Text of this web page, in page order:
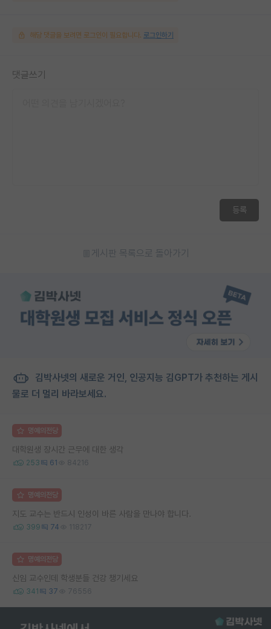
해당 댓글을 보려면 로그인이 필요합니다. 로그인하기
댓글쓰기
등록
게시판 목록으로 돌아가기
김박사넷의 새로운 거인, 인공지능 김GPT가 추천하는 게시
물로 더 멀리 바라보세요.
명예의전당
대학원생 장시간 근무에 대한 생각
253 61 84216
명예의전당
지도 교수는 반드시 인성이 바른 사람을 만나야 합니다.
399 74 118217
명예의전당
신임 교수인데 학생분들 건강 챙기세요
341 37 76556